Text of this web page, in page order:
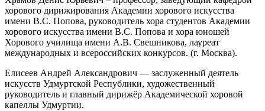
хорового дирижирования Академии хорового искусства
имени В.С. Попова, руководитель хора студентов Академии
хорового искусства имени В.С. Попова и хора юношей
Хорового училища имени А.В. Свешникова, лауреат
международных и всероссийских конкурсов. (г. Москва).
Елисеев Андрей Александрович — заслуженный деятель
искусств Удмуртской Республики, художественный
руководитель и главный дирижёр Академической хоровой
капеллы Удмуртии.